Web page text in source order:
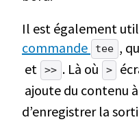
Il est également
commande
tee ,
et >> . Là où >
ajoute du contenu
d’enregistrer la